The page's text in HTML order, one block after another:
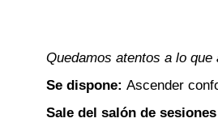
Quedamos atentos a lo
Se dispone: Ascender
Sale del salón de